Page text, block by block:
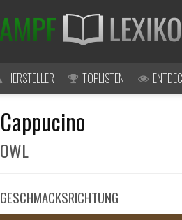
HERSTELLER TOPLISTEN
Cappucino
OWL
GESCHMACKSRICHTUNG